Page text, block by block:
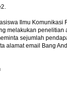
Ilmu Komunikasi
melakukan penelitian
sejumlah
alamat email Bang